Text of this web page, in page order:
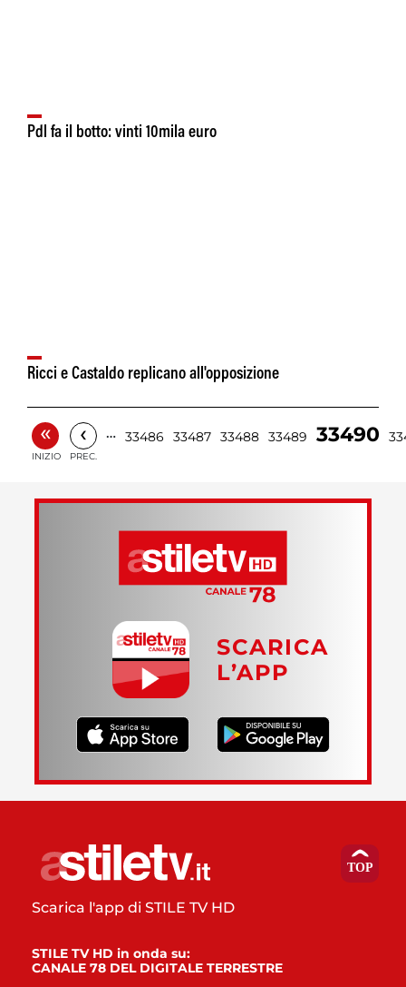
Pdl fa il botto: vinti 10mila euro
Ricci e Castaldo replicano all'opposizione
«
INIZIO
‹
PREC.
… 33486 33487 33488 33489 33490
SCARICA
L’APP
Scarica l'app di STILE TV HD
STILE TV HD in onda su:
CANALE 78 DEL DIGITALE TERRESTRE